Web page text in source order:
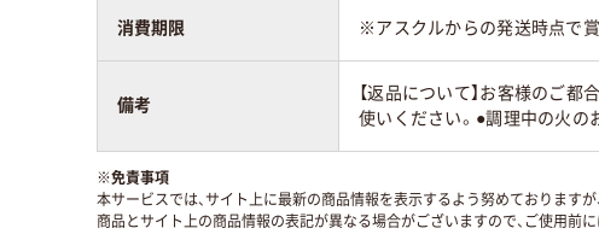
消費期限 ※アスクルからの発送時点で
備考
【返品について】お客様のご
使いください。●調理中の火の
※免責事項
本サービスでは、サイト上に最新の商品情報を表示するよう努めておりますが
商品とサイト上の商品情報の表記が異なる場合がございますので、ご使用前